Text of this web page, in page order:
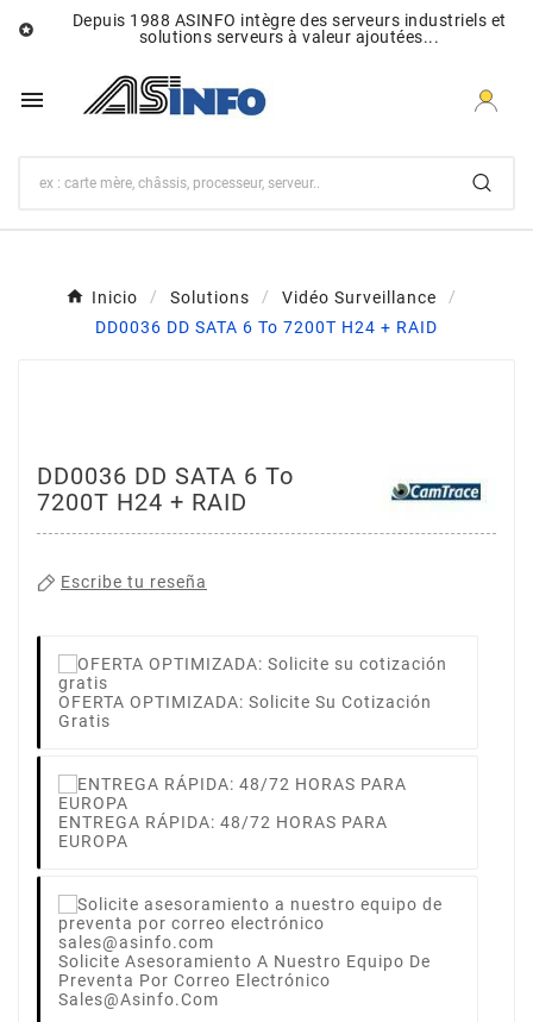

Depuis 1988 ASINFO intègre des serveurs industriels et
solutions serveurs à valeur ajoutées...

Inicio Solutions
Vidéo Surveillance
DD0036 DD SATA 6 To 7200T H24 + RAID
DD0036 DD SATA 6 To
7200T H24 + RAID
Escribe tu reseña
OFERTA OPTIMIZADA: Solicite Su Cotización
Gratis
ENTREGA RÁPIDA: 48/72 HORAS PARA
EUROPA
Solicite Asesoramiento A Nuestro Equipo De
Preventa Por Correo Electrónico
Sales@asinfo.com